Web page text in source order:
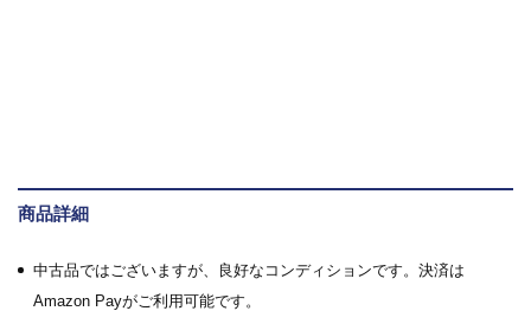
商品詳細
中古品ではございますが、良好なコンディションです。決済は
Amazon Payがご利用可能です。